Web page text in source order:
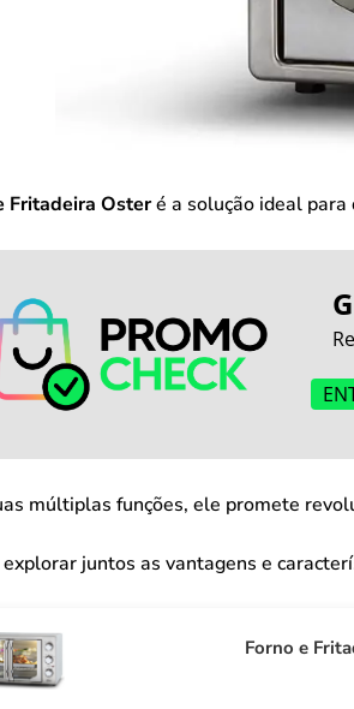
Fritadeira Osteré a solução ideal para
múltiplas funções, ele promete
juntos as vantagens e
Forno e